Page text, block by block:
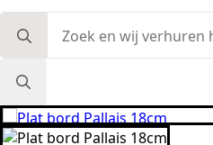
for:
Search
for: